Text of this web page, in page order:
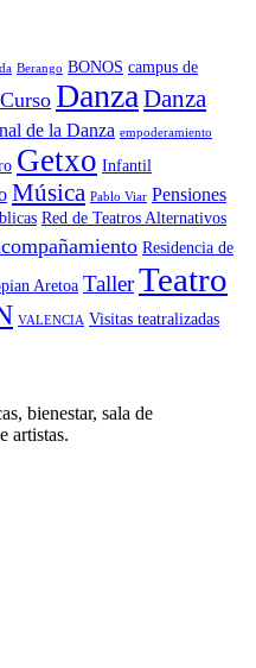
Berango BONOS campus de
Curso DanzaDanza
de la Danza empoderamiento
Getxo Infantil
Música Pablo Viar Pensiones
Red de Teatros Alternativos
Residencia de
Aretoa TallerTeatro
VALENCIA Visitas teatralizadas
bienestar, sala de
artistas.